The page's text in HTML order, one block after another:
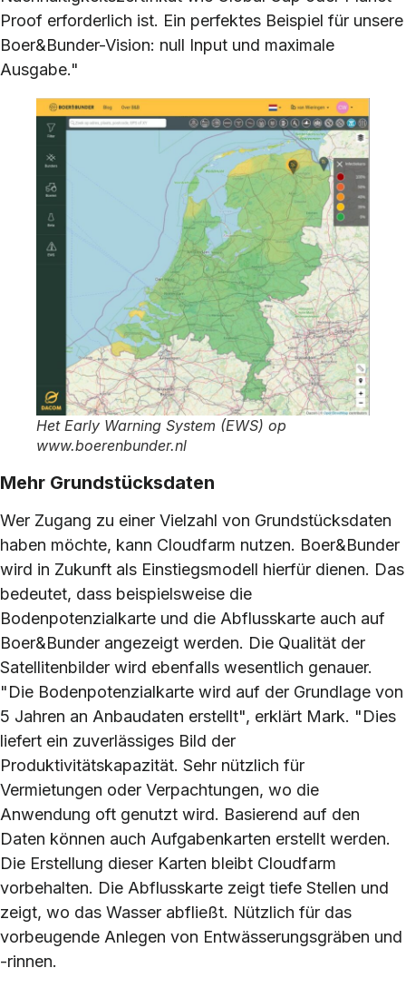
Proof erforderlich ist. Ein perfektes Beispiel für unsere
Boer&Bunder-Vision: null Input und maximale
Ausgabe."
Het Early Warning System (EWS) op
www.boerenbunder.nl
Mehr Grundstücksdaten
Wer Zugang zu einer Vielzahl von Grundstücksdaten
haben möchte, kann Cloudfarm nutzen. Boer&Bunder
wird in Zukunft als Einstiegsmodell hierfür dienen. Das
bedeutet, dass beispielsweise die
Bodenpotenzialkarte und die Abflusskarte auch auf
Boer&Bunder angezeigt werden. Die Qualität der
Satellitenbilder wird ebenfalls wesentlich genauer.
"Die Bodenpotenzialkarte wird auf der Grundlage von
5 Jahren an Anbaudaten erstellt", erklärt Mark. "Dies
liefert ein zuverlässiges Bild der
Produktivitätskapazität. Sehr nützlich für
Vermietungen oder Verpachtungen, wo die
Anwendung oft genutzt wird. Basierend auf den
Daten können auch Aufgabenkarten erstellt werden.
Die Erstellung dieser Karten bleibt Cloudfarm
vorbehalten. Die Abflusskarte zeigt tiefe Stellen und
zeigt, wo das Wasser abfließt. Nützlich für das
vorbeugende Anlegen von Entwässerungsgräben und
-rinnen.